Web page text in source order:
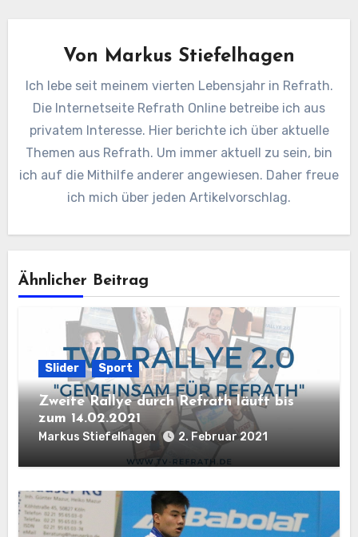
Von Markus Stiefelhagen
Ich lebe seit meinem vierten Lebensjahr in Refrath.
Die Internetseite Refrath Online betreibe ich aus
privatem Interesse. Hier berichte ich über aktuelle
Themen aus Refrath. Um immer aktuell zu sein, bin
ich auf die Mithilfe anderer angewiesen. Daher freue
ich mich über jeden Artikelvorschlag.
Ähnlicher Beitrag
Slider Sport
Zweite Rallye durch Refrath läuft bis
zum 14.02.2021
Markus Stiefelhagen 2. Februar 2021